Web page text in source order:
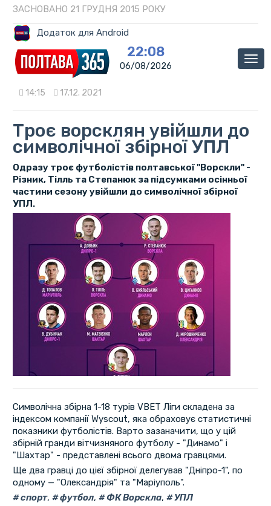
ЗАСНОВАНО 21 ГРУДНЯ 2015 РОКУ
Додаток для Android
22:08
06/08/2026
14:15 17.12. 2021
Троє ворсклян увійшли до
символічної збірної УПЛ
Одразу троє футболістів полтавської "Ворскли" -
Різник, Тілль та Степанюк за підсумками осінньої
частини сезону увійшли до символічної збірної
УПЛ.
Символічна збірна 1-18 турів VBET Ліги складена за
індексом компанії Wyscout, яка обраховує статистичні
показники футболістів. Варто зазаначити, що у цій
збірній гранди вітчизняного футболу - "Динамо" і
"Шахтар" - представлені всього двома гравцями.
Ще два гравці до цієї збірної делегував "Дніпро-1", по
одному — "Олександрія" та "Маріуполь".
спорт, футбол, ФК Ворскла, УПЛ